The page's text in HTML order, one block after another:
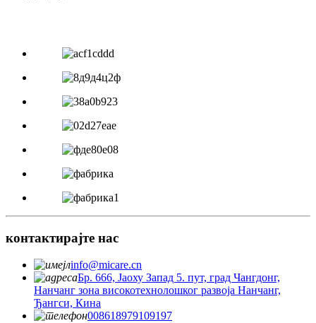
контактирајте нас
info@micare.cn
Бр. 666, Јаоху Запад 5. пут, град Чангдонг,
Нанчанг зона високотехнолошког развоја Нанчанг,
Ђангси, Кина
008618979109197